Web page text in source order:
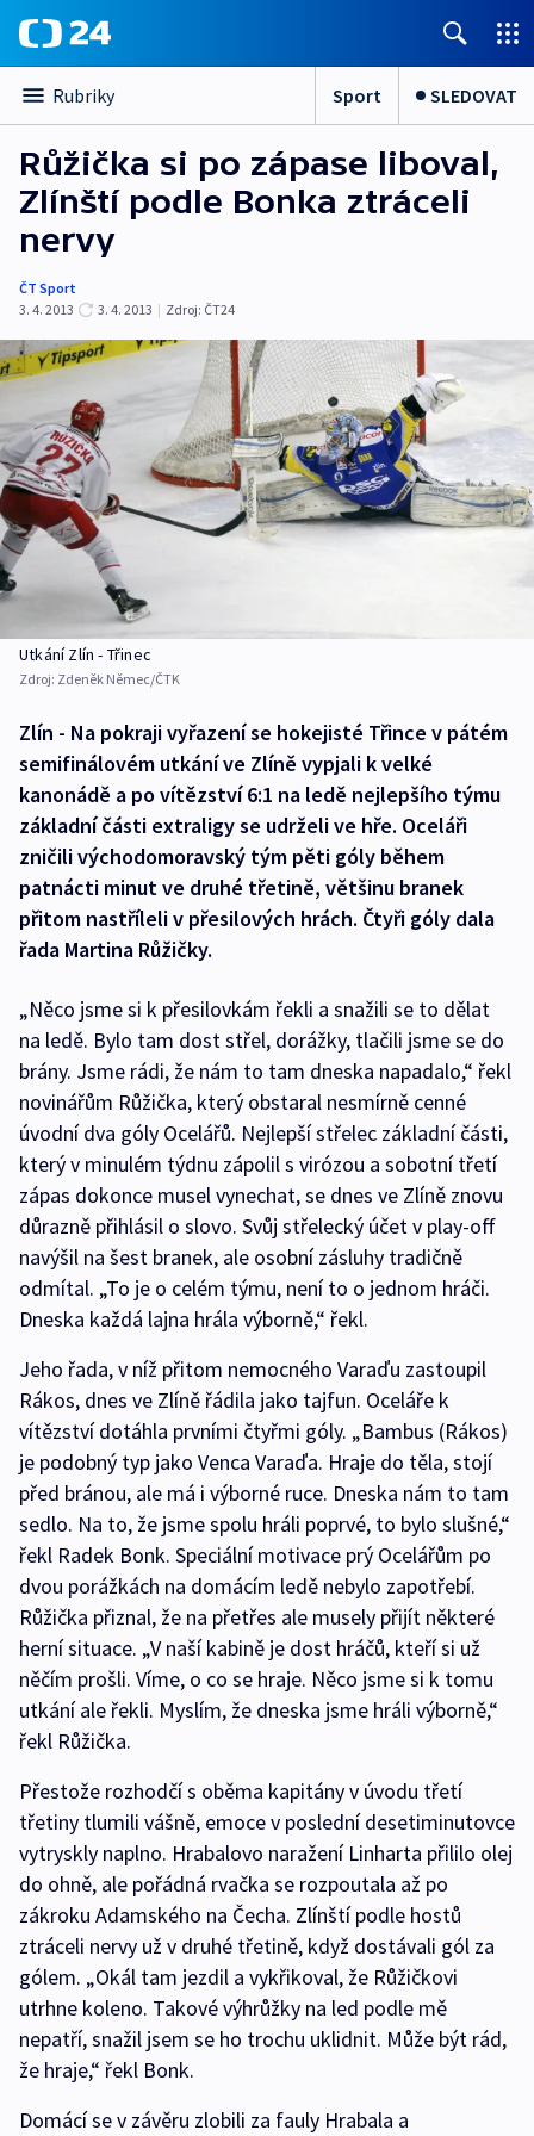
Rubriky Sport SLEDOVAT
Růžička si po zápase liboval,
Zlínští podle Bonka ztráceli
nervy
ČT Sport
3. 4. 2013
3. 4. 2013 | Zdroj: ČT24
Utkání Zlín - Třinec
Zdroj: Zdeněk Němec/ČTK
Zlín - Na pokraji vyřazení se hokejisté Třince v pátém
semifinálovém utkání ve Zlíně vypjali k velké
kanonádě a po vítězství 6:1 na ledě nejlepšího týmu
základní části extraligy se udrželi ve hře. Oceláři
zničili východomoravský tým pěti góly během
patnácti minut ve druhé třetině, většinu branek
přitom nastříleli v přesilových hrách. Čtyři góly dala
řada Martina Růžičky.
„Něco jsme si k přesilovkám řekli a snažili se to dělat
na ledě. Bylo tam dost střel, dorážky, tlačili jsme se do
brány. Jsme rádi, že nám to tam dneska napadalo,“ řekl
novinářům Růžička, který obstaral nesmírně cenné
úvodní dva góly Ocelářů. Nejlepší střelec základní části,
který v minulém týdnu zápolil s virózou a sobotní třetí
zápas dokonce musel vynechat, se dnes ve Zlíně znovu
důrazně přihlásil o slovo. Svůj střelecký účet v play-off
navýšil na šest branek, ale osobní zásluhy tradičně
odmítal. „To je o celém týmu, není to o jednom hráči.
Dneska každá lajna hrála výborně,“ řekl.
Jeho řada, v níž přitom nemocného Varaďu zastoupil
Rákos, dnes ve Zlíně řádila jako tajfun. Oceláře k
vítězství dotáhla prvními čtyřmi góly. „Bambus (Rákos)
je podobný typ jako Venca Varaďa. Hraje do těla, stojí
před bránou, ale má i výborné ruce. Dneska nám to tam
sedlo. Na to, že jsme spolu hráli poprvé, to bylo slušné,“
řekl Radek Bonk. Speciální motivace prý Ocelářům po
dvou porážkách na domácím ledě nebylo zapotřebí.
Růžička přiznal, že na přetřes ale musely přijít některé
herní situace. „V naší kabině je dost hráčů, kteří si už
něčím prošli. Víme, o co se hraje. Něco jsme si k tomu
utkání ale řekli. Myslím, že dneska jsme hráli výborně,“
řekl Růžička.
Přestože rozhodčí s oběma kapitány v úvodu třetí
třetiny tlumili vášně, emoce v poslední desetiminutovce
vytryskly naplno. Hrabalovo naražení Linharta přililo olej
do ohně, ale pořádná rvačka se rozpoutala až po
zákroku Adamského na Čecha. Zlínští podle hostů
ztráceli nervy už v druhé třetině, když dostávali gól za
gólem. „Okál tam jezdil a vykřikoval, že Růžičkovi
utrhne koleno. Takové výhrůžky na led podle mě
nepatří, snažil jsem se ho trochu uklidnit. Může být rád,
že hraje,“ řekl Bonk.
Domácí se v závěru zlobili za fauly Hrabala a